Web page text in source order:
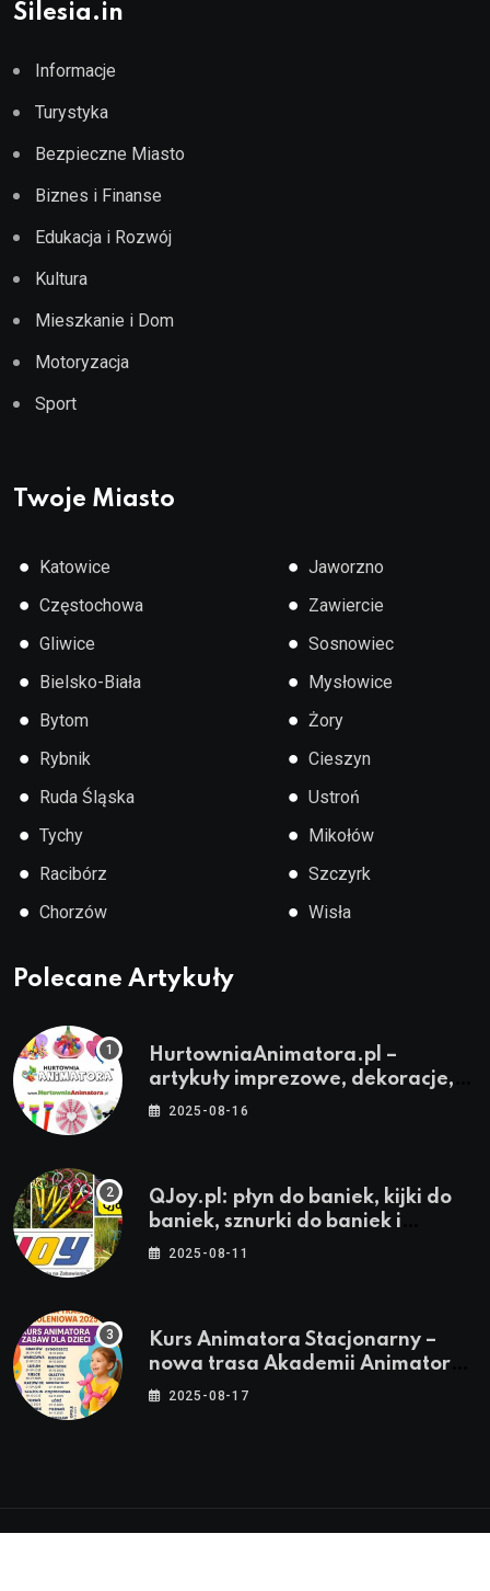
Silesia.in
Informacje
Turystyka
Bezpieczne Miasto
Biznes i Finanse
Edukacja i Rozwój
Kultura
Mieszkanie i Dom
Motoryzacja
Sport
Twoje Miasto
● Katowice
● Częstochowa
● Gliwice
● Bielsko-Biała
● Bytom
● Rybnik
● Ruda Śląska
● Tychy
● Racibórz
● Chorzów
● Jaworzno
● Zawiercie
● Sosnowiec
● Mysłowice
● Żory
● Cieszyn
● Ustroń
● Mikołów
● Szczyrk
● Wisła
Polecane Artykuły
HurtowniaAnimatora.pl –
artykuły imprezowe, dekoracje,
stroje i akcesoria dla animatorów
2025-08-16
QJoy.pl: płyn do baniek, kijki do
baniek, sznurki do baniek i
zestawy do baniek
2025-08-11
Kurs Animatora Stacjonarny –
nowa trasa Akademii Animatora
– jesień 2025
2025-08-17